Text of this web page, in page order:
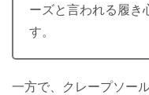
ーズと言われる履き
す。
一方で、クレープソー